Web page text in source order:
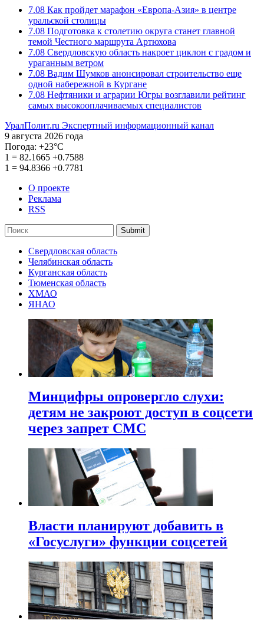
7.08 Как пройдет марафон «Европа-Азия» в центре
уральской столицы
7.08 Подготовка к столетию округа станет главной
темой Честного маршрута Артюхова
7.08 Свердловскую область накроет циклон с градом и
ураганным ветром
7.08 Вадим Шумков анонсировал строительство еще
одной набережной в Кургане
7.08 Нефтяники и аграрии Югры возглавили рейтинг
самых высокооплачиваемых специалистов
УралПолит.ru Экспертный информационный канал
9 августа 2026 года
Погода: +23°С
1 = 82.1665 +0.7588
1 = 94.8366 +0.7781
О проекте
Реклама
RSS
Submit
Свердловская область
Челябинская область
Курганская область
Тюменская область
ХМАО
ЯНАО
Минцифры опровергло слухи:
детям не закроют доступ в соцсети
через запрет СМС
Власти планируют добавить в
«Госуслуги» функции соцсетей